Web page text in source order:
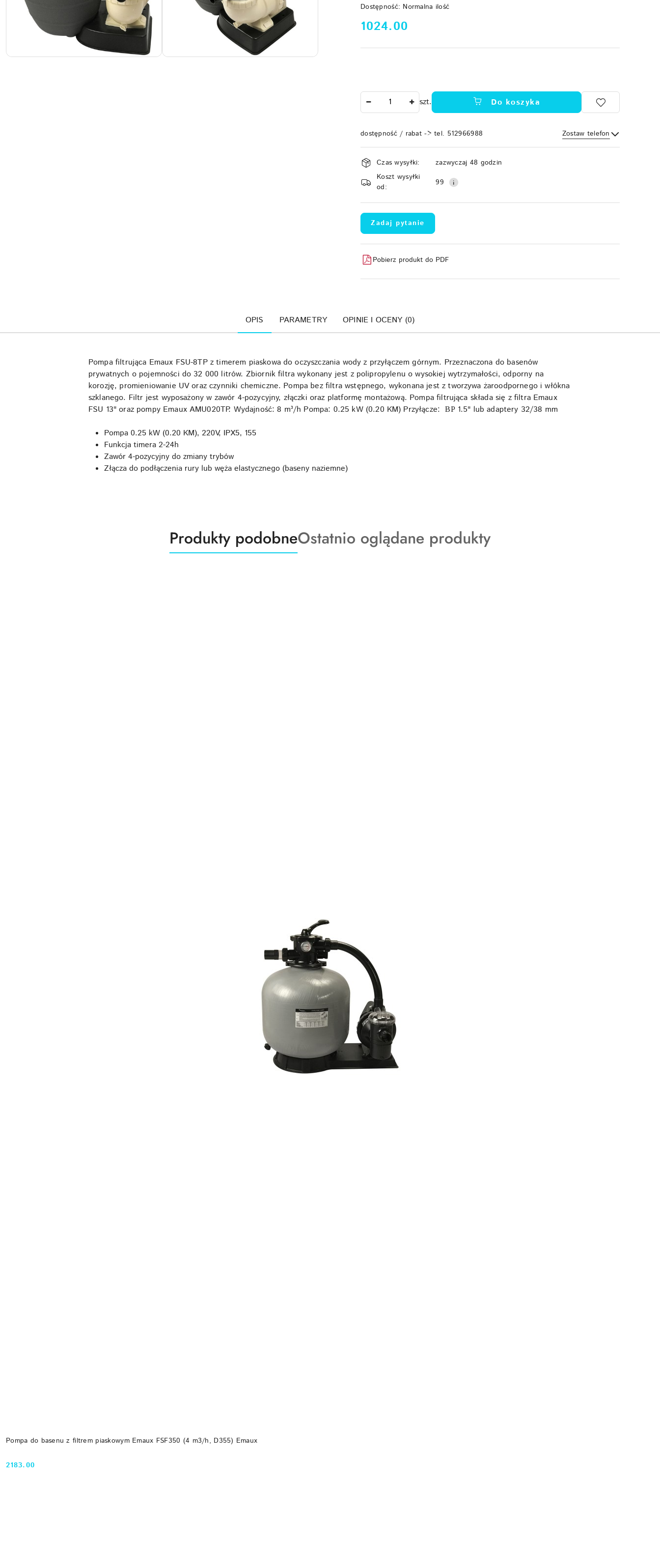
Dostępność: Normalna ilość
cena:
1024.00
szt. Do koszyka
dostępność / rabat -> tel. 512966988 Zostaw telefon
Wyślij
Dostępność
i
dostawa
Czas wysyłki:
zazwyczaj 48 godzin
Koszt wysyłki
od:
99
Zadaj pytanie
Pobierz produkt do PDF
OPIS PARAMETRY OPINIE I OCENY (0)
Pompa filtrująca Emaux FSU-8TP z timerem piaskowa do oczyszczania wody z przyłączem górnym. Przeznaczona do basenów
prywatnych o pojemności do 32 000 litrów. Zbiornik filtra wykonany jest z polipropylenu o wysokiej wytrzymałości, odporny na
korozję, promieniowanie UV oraz czynniki chemiczne. Pompa bez filtra wstępnego, wykonana jest z tworzywa żaroodpornego i włókna
szklanego. Filtr jest wyposażony w zawór 4-pozycyjny, złączki oraz platformę montażową. Pompa filtrująca składa się z filtra Emaux
FSU 13" oraz pompy Emaux AMU020TP. Wydajność: 8 m³/h Pompa: 0.25 kW (0.20 KM) Przyłącze: ВР 1.5" lub adaptery 32/38 mm
Pompa 0.25 kW (0.20 KM), 220V, IPX5, 155
Funkcja timera 2-24h
Zawór 4-pozycyjny do zmiany trybów
Złącza do podłączenia rury lub węża elastycznego (baseny naziemne)
Produkty
o
Produkty podobneProdukty
o
Ostatnio oglądane produkty
Pompa do basenu z filtrem piaskowym Emaux FSF350 (4 m3/h, D355) Emaux
Cena:
2183.00